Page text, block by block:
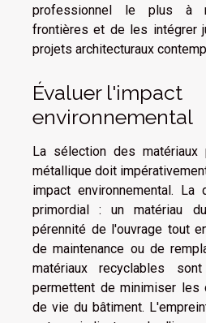
professionnel le plus à
frontières et de les intégrer
projets architecturaux
Évaluer l'impact
environnemental
La sélection des matériaux
métallique doit
impact environnemental.
primordial : un matériau
pérennité de l'ouvrage tout
de maintenance ou de
matériaux recyclables
permettent de minimiser
de vie du bâtiment.